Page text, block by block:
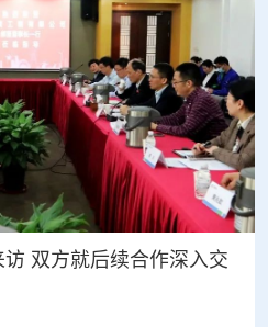
双方就后续合作深入交